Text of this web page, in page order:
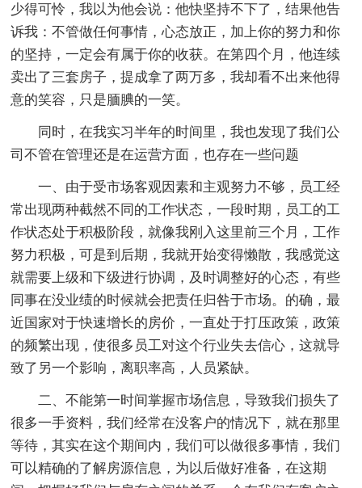
少得可怜，我以为他会说：他快坚持不下了，结果他告
诉我：不管做任何事情，心态放正，加上你的努力和你
的坚持，一定会有属于你的收获。在第四个月，他连续
卖出了三套房子，提成拿了两万多，我却看不出来他得
意的笑容，只是腼腆的一笑。
同时，在我实习半年的时间里，我也发现了我们公
司不管在管理还是在运营方面，也存在一些问题
一、由于受市场客观因素和主观努力不够，员工经
常出现两种截然不同的工作状态，一段时期，员工的工
作状态处于积极阶段，就像我刚入这里前三个月，工作
努力积极，可是到后期，我就开始变得懒散，我感觉这
就需要上级和下级进行协调，及时调整好的心态，有些
同事在没业绩的时候就会把责任归咎于市场。的确，最
近国家对于快速增长的房价，一直处于打压政策，政策
的频繁出现，使很多员工对这个行业失去信心，这就导
致了另一个影响，离职率高，人员紧缺。
二、不能第一时间掌握市场信息，导致我们损失了
很多一手资料，我们经常在没客户的情况下，就在那里
等待，其实在这个期间内，我们可以做很多事情，我们
可以精确的了解房源信息，为以后做好准备，在这期